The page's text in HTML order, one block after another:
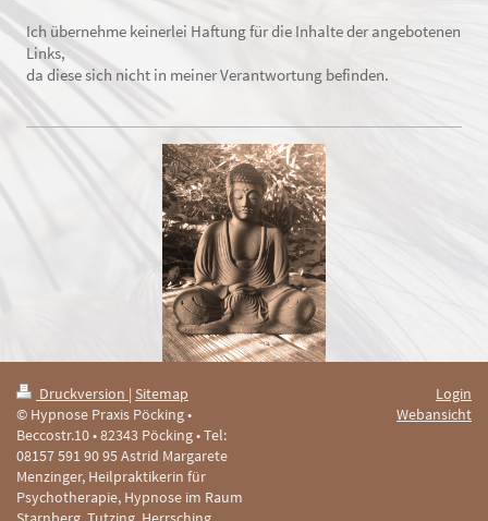
Ich übernehme keinerlei Haftung für die Inhalte der angebotenen
Links,
da diese sich nicht in meiner Verantwortung befinden.
Druckversion | Sitemap
© Hypnose Praxis Pöcking •
Beccostr.10 • 82343 Pöcking • Tel:
08157 591 90 95 Astrid Margarete
Menzinger, Heilpraktikerin für
Psychotherapie, Hypnose im Raum
Login
Webansicht